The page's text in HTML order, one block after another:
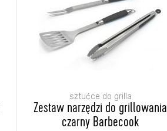
sztućce do grilla
Zestaw narzędzi do grillowania
czarny Barbecook